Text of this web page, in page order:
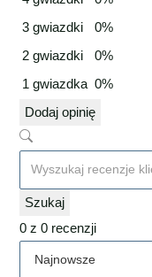
3 gwiazdki
0%
2 gwiazdki
0%
1 gwiazdka 0%
Dodaj opinię
Szukaj
0 z 0 recenzji